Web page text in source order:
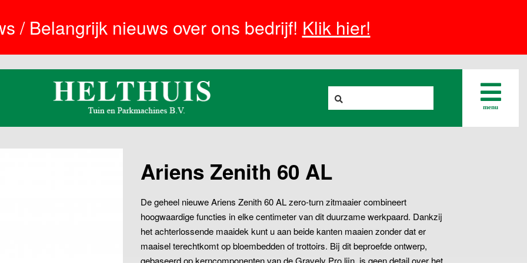
/ Belangrijk nieuws over ons bedrijf! Klik hier!
menu
Ariens Zenith 60 AL
De geheel nieuwe Ariens Zenith 60 AL zero-turn zitmaaier combineert
hoogwaardige functies in elke centimeter van dit duurzame werkpaard. Dankzij
het achterlossende maaidek kunt u aan beide kanten maaien zonder dat er
maaisel terechtkomt op bloembedden of trottoirs. Bij dit beproefde ontwerp,
gebaseerd op kerncomponenten van de Gravely Pro lijn, is geen detail over het